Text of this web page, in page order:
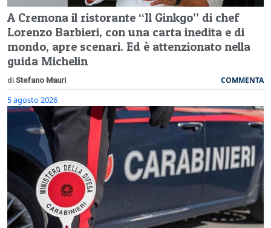
A Cremona il ristorante “Il Ginkgo” di chef
Lorenzo Barbieri, con una carta inedita e di
mondo, apre scenari. Ed è attenzionato nella
guida Michelin
di Stefano Mauri COMMENTA
5 agosto 2026